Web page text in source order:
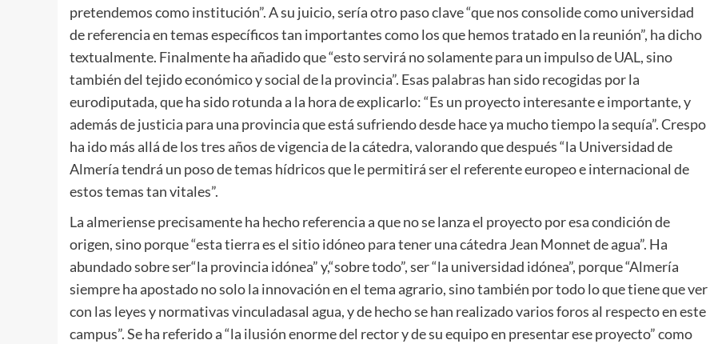
pretendemos como institución”. A su juicio, sería otro paso clave “que nos consolide como universidad
de referencia en temas específicos tan importantes como los que hemos tratado en la reunión”, ha dicho
textualmente. Finalmente ha añadido que “esto servirá no solamente para un impulso de UAL, sino
también del tejido económico y social de la provincia”. Esas palabras han sido recogidas por la
eurodiputada, que ha sido rotunda a la hora de explicarlo: “Es un proyecto interesante e importante, y
además de justicia para una provincia que está sufriendo desde hace ya mucho tiempo la sequía”. Crespo
ha ido más allá de los tres años de vigencia de la cátedra, valorando que después “la Universidad de
Almería tendrá un poso de temas hídricos que le permitirá ser el referente europeo e internacional de
estos temas tan vitales”.
La almeriense precisamente ha hecho referencia a que no se lanza el proyecto por esa condición de
origen, sino porque “esta tierra es el sitio idóneo para tener una cátedra Jean Monnet de agua”. Ha
abundado sobre ser“la provincia idónea” y,“sobre todo”, ser “la universidad idónea”, porque “Almería
siempre ha apostado no solo la innovación en el tema agrario, sino también por todo lo que tiene que ver
con las leyes y normativas vinculadasal agua, y de hecho se han realizado varios foros al respecto en este
campus”. Se ha referido a “la ilusión enorme del rector y de su equipo en presentar ese proyecto” como